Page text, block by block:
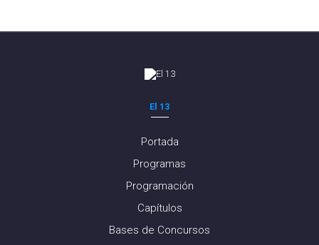
El 13
Portada
Programas
Programación
Capítulos
Bases de Concursos